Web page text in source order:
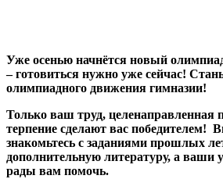
Уже осенью начнётся новый
– готовиться нужно уже сейчас!
олимпиадного движения гимназии!
Только ваш труд, целенаправленная
терпение сделают вас победителем!
знакомьтесь с заданиями прошлых
дополнительную литературу, а ваши
рады вам помочь.